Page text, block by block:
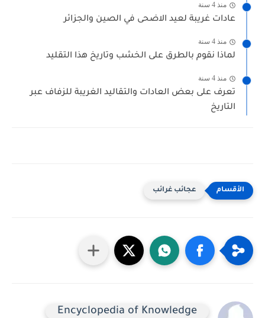
منذ 4 سنة
عادات غريبة لعيد الاضحى في الصين والجزائر
منذ 4 سنة
لماذا نقوم بالطرق على الخشب وتاريخ هذا التقليد
منذ 4 سنة
تعرف على بعض العادات والتقاليد الغريبة للزفاف عبر
التاريخ
عجائب غرائب
Encyclopedia of Knowledge